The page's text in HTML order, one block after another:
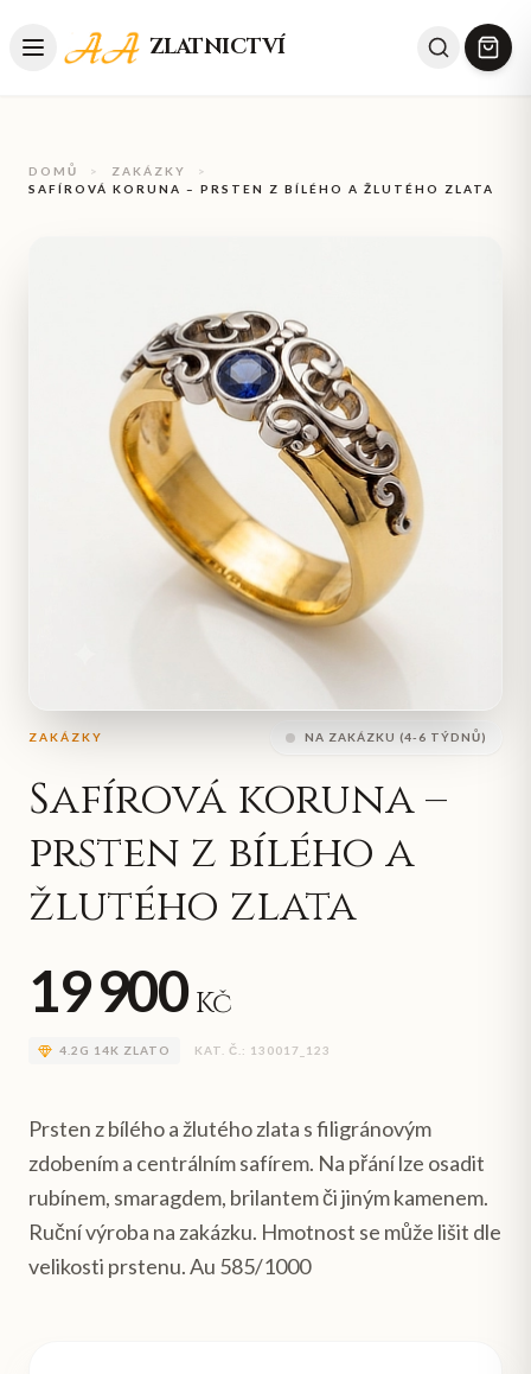
ZLATNICTVÍ
DOMŮ > ZAKÁZKY
>
SAFÍROVÁ KORUNA – PRSTEN Z BÍLÉHO A ŽLUTÉHO ZLATA
ZAKÁZKY NA ZAKÁZKU (4-6 TÝDNŮ)
Safírová koruna –
prsten z bílého a
žlutého zlata
19 900 Kč
4.2 G 14K ZLATO KAT. Č.: 130017_123
Prsten z bílého a žlutého zlata s filigránovým
zdobením a centrálním safírem. Na přání lze osadit
rubínem, smaragdem, brilantem či jiným kamenem.
Ruční výroba na zakázku. Hmotnost se může lišit dle
velikosti prstenu. Au 585/1000